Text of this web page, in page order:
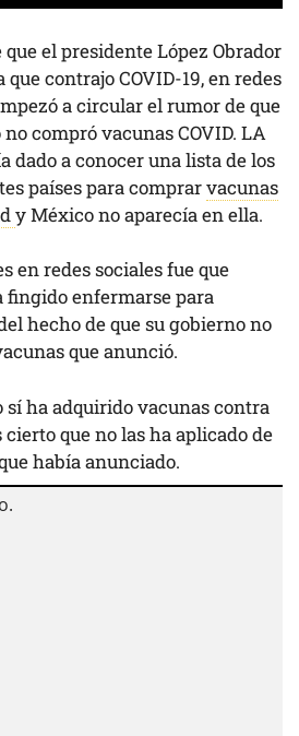
que el presidente López Obrador
contrajo COVID-19, en redes
a circular el rumor de que
compró vacunas COVID. LA
dado a conocer una lista de los
países para comprarvacunas
y México no aparecía en ella.
en redes sociales fue que
fingido enfermarse para
hecho de que su gobierno no
que anunció.
sí ha adquirido vacunas contra
cierto que no las ha aplicado de
había anunciado.